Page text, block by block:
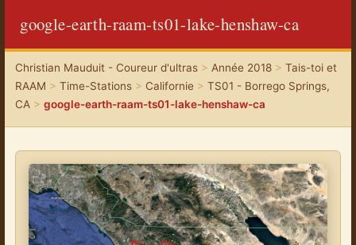
google-earth-raam-ts01-lake-henshaw-ca
Christian Mauduit - Coureur d'ultras> Année 2018> Tais-toi et
RAAM > Time-Stations> Californie > TS01 - Borrego Springs,
CA> google-earth-raam-ts01-lake-henshaw-ca